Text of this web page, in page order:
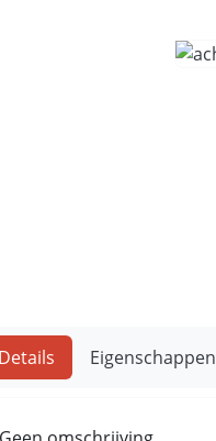
Details Eigenschappen